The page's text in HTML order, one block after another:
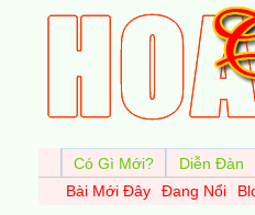
Có Gì Mới? Diễn Đàn
Bài Mới Đây
Đang Nổi